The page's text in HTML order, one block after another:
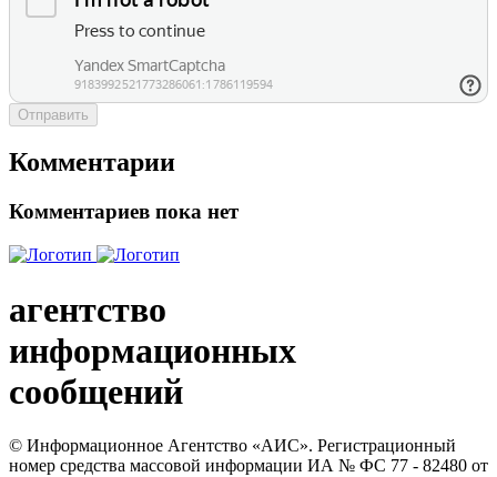
Отправить
Комментарии
Комментариев пока нет
агентство
информационных
сообщений
© Информационное Агентство «АИС». Регистрационный
номер средства массовой информации ИА № ФС 77 - 82480 от